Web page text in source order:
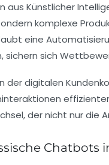
aus Künstlicher
komplexe
eine
sichern sich
der digitalen
der nicht nur die
Chatbots